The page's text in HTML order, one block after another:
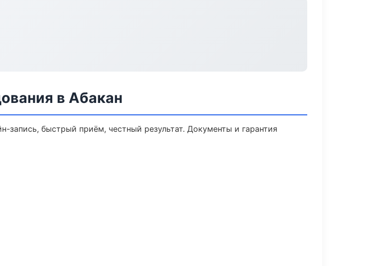
в Абакан
запись, быстрый приём, честный результат. Документы и гарантия